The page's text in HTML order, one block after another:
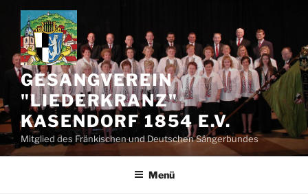
Zum
Inhalt
springen
GESANGVEREIN
"LIEDERKRANZ"
KASENDORF 1854 E.V.
Mitglied des Fränkischen und Deutschen Sängerbundes
Menü